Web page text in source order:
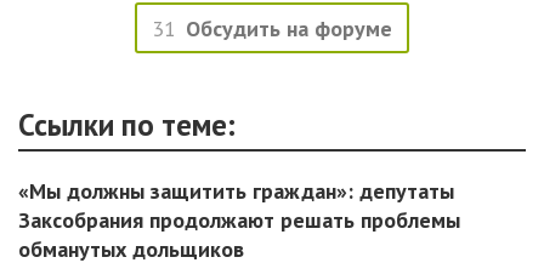
31 Обсудить на форуме
Ссылки по теме:
«Мы должны защитить граждан»: депутаты
Заксобрания продолжают решать проблемы
обманутых дольщиков